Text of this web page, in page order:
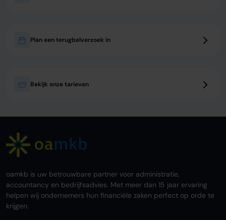
Plan een terugbelverzoek in
Bekijk onze tarieven
oamkb is uw betrouwbare partner voor administratie,
accountancy en bedrijfsadvies. Met meer dan 15 jaar ervaring
helpen wij ondernemers hun financiële zaken perfect op orde te
krijgen.